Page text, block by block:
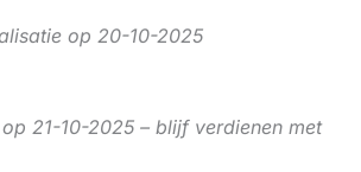
op 20-10-2025
21-10-2025 – blijf verdienen met